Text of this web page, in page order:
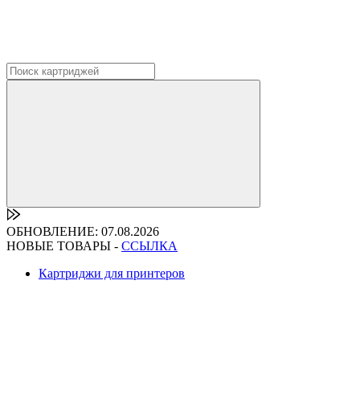
ОБНОВЛЕНИЕ: 07.08.2026
НОВЫЕ ТОВАРЫ - ССЫЛКА
Картриджи для принтеров